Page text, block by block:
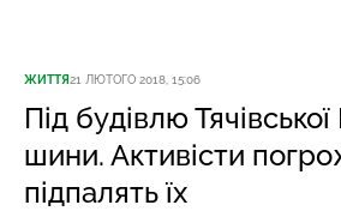
ЖИТТЯ21 ЛЮТОГО 2018, 15:06
Під будівлю
шини. Активісти
підпалять їх